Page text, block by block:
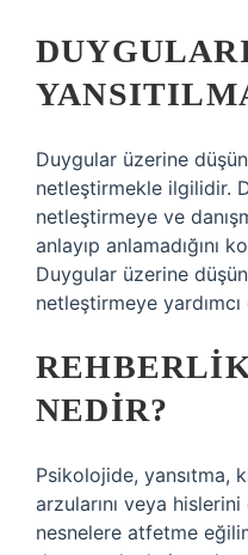
Duygular üzerine
netleştirmekle ilgilidir.
netleştirmeye ve
anlayıp anlamadığını
Duygular üzerine
netleştirmeye yardımcı
NEDIR?
Psikolojide, yansıtma,
arzularını veya
nesnelere atfetme